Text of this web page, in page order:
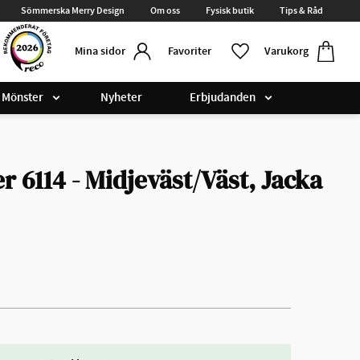
Sömmerska Merry Design Om oss Fysisk butik Tips & Råd
Mina sidor Favoriter Varukorg
Favoriter
Mönster Nyheter Erbjudanden
6114 - Midjeväst/Väst, Jacka